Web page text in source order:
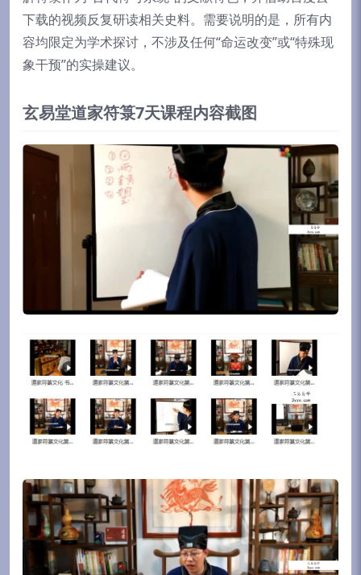
下载的视频反复研读相关史料。需要说明的是，所有内
容均限定为学术探讨，不涉及任何“命运改变”或“特殊现
象干预”的实操建议。
玄易堂道家符箓7天课程内容截图